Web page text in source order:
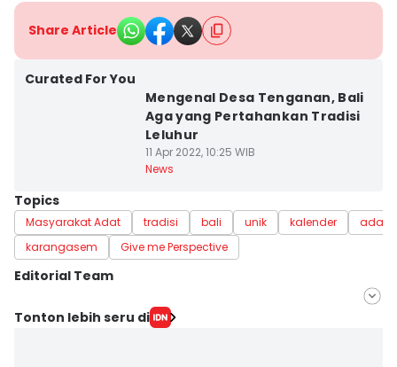
Share Article
Curated For You
Mengenal Desa Tenganan, Bali
Aga yang Pertahankan Tradisi
Leluhur
11 Apr 2022, 10:25 WIB
News
Topics
Masyarakat Adat tradisi bali unik kalender
adat
karangasem
Give me Perspective
Editorial Team
Editor
Tonton lebih seru di